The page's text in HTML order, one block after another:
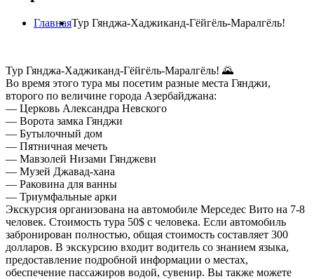
ГлавнаяТур Гянджа-Хаджиканд-Гёйгёль-Маралгёль!
Тур Гянджа-Хаджиканд-Гёйгёль-Маралгёль! 🌄
Во время этого тура мы посетим разные места Гянджи,
второго по величине города Азербайджана:
— Церковь Александра Невского
— Ворота замка Гянджи
— Бутылочный дом
— Пятничная мечеть
— Мавзолей Низами Гянджеви
— Музей Джавад-хана
— Раковина для ванны
— Триумфальные арки
Экскурсия организована на автомобиле Мерседес Вито на 7-8
человек. Стоимость тура 50$ с человека. Если автомобиль
забронирован полностью, общая стоимость составляет 300
долларов. В экскурсию входит водитель со знанием языка,
предоставление подробной информации о местах,
обеспечение пассажиров водой, сувенир. Вы также можете